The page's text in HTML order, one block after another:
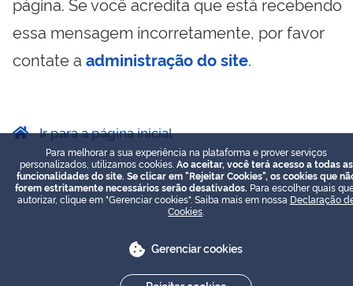
essa mensagem incorretamente, por favor
contate a administração do site.
Ir para a página inicial
Para melhorar a sua experiência na plataforma e prover serviços
personalizados, utilizamos cookies. Ao aceitar, você terá acesso a todas as
funcionalidades do site. Se clicar em "Rejeitar Cookies", os cookies que
forem estritamente necessários serão desativados. Para escolher quais
autorizar, clique em "Gerenciar cookies". Saiba mais em nossa Declaração
Cookies
Gerenciar cookies